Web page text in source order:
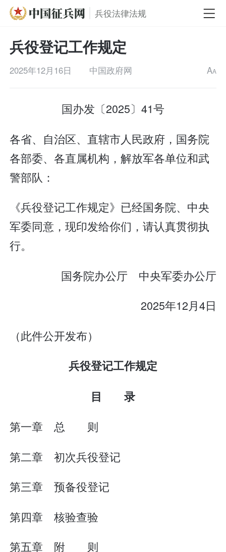
兵役法律法规
兵役登记工作规定
2025年12月16日 中国政府网 AA
国办发〔2025〕41号
各省、自治区、直辖市人民政府，国务院
各部委、各直属机构，解放军各单位和武
警部队：
《兵役登记工作规定》已经国务院、中央
军委同意，现印发给你们，请认真贯彻执
行。
国务院办公厅 中央军委办公厅
2025年12月4日
（此件公开发布）
兵役登记工作规定
目 录
第一章 总 则
第二章 初次兵役登记
第三章 预备役登记
第四章 核验查验
第五章 附 则